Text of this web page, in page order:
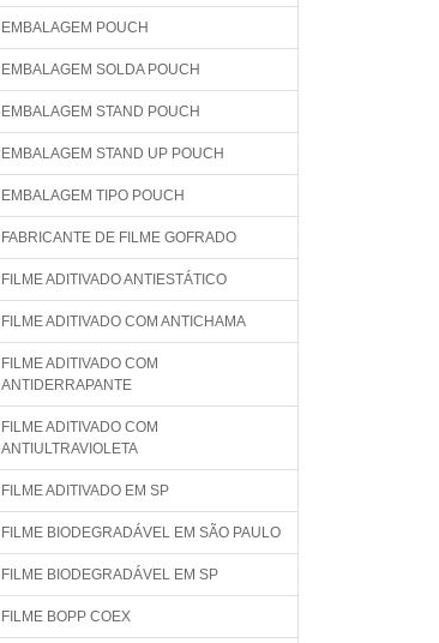
EMBALAGEM POUCH
EMBALAGEM SOLDA POUCH
EMBALAGEM STAND POUCH
EMBALAGEM STAND UP POUCH
EMBALAGEM TIPO POUCH
FABRICANTE DE FILME GOFRADO
FILME ADITIVADO ANTIESTÁTICO
FILME ADITIVADO COM ANTICHAMA
FILME ADITIVADO COM
ANTIDERRAPANTE
FILME ADITIVADO COM
ANTIULTRAVIOLETA
FILME ADITIVADO EM SP
FILME BIODEGRADÁVEL EM SÃO PAULO
FILME BIODEGRADÁVEL EM SP
FILME BOPP COEX